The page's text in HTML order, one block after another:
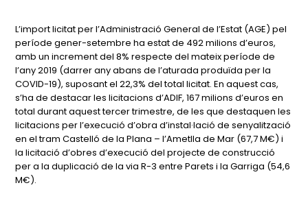
L’import licitat per l’Administració General de l’Estat (AGE) pel
període gener-setembre ha estat de 492 milions d’euros,
amb un increment del 8% respecte del mateix període de
l’any 2019 (darrer any abans de l’aturada produïda per la
COVID-19), suposant el 22,3% del total licitat. En aquest cas,
s’ha de destacar les licitacions d’ADIF, 167 milions d’euros en
total durant aquest tercer trimestre, de les que destaquen les
licitacions per l’execució d’obra d’instal·lació de senyalització
en el tram Castelló de la Plana – l’Ametlla de Mar (67,7 M€) i
la licitació d’obres d’execució del projecte de construcció
per a la duplicació de la via R-3 entre Parets i la Garriga (54,6
M€).